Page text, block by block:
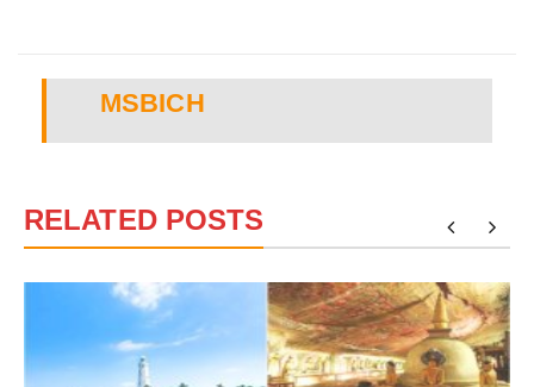
MSBICH
RELATED POSTS